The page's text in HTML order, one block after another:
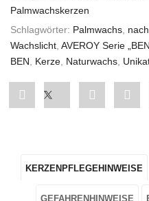
Palmwachskerzen
Schlagwörter: Palmwachs
Wachslicht AVEROY Serie
BEN
Kerze Naturwachs
Share
Set
3er
Share
Set
Pin
Set
KERZENPFLEGEHINWEISE
GEFAHRENHINWEISE